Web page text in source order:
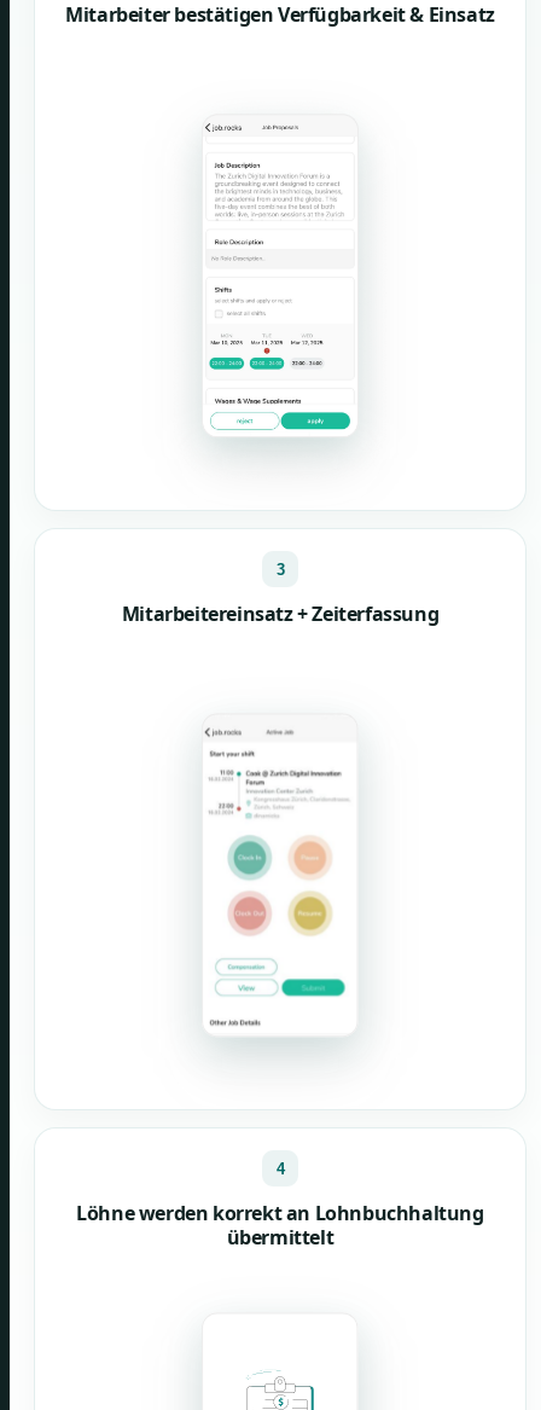
Mitarbeiter bestätigen Verfügbarkeit & Einsatz
3
Mitarbeitereinsatz + Zeiterfassung
4
Löhne werden korrekt an Lohnbuchhaltung
übermittelt